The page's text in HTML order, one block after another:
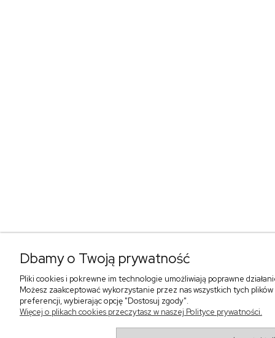
Dbamy o Twoją prywatność
Pliki cookies i pokrewne im technologie umożliwiają poprawne
Możesz zaakceptować wykorzystanie przez nas wszystkich tych
preferencji, wybierając opcję "Dostosuj zgody".
Więcej o plikach cookies przeczytasz w naszej Polityce prywatności.